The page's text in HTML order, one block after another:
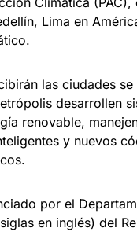
Lima en
las ciudades
desarrollen
renovable,
y nuevos
por el
en inglés) del